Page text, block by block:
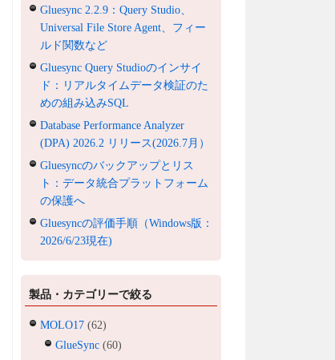
Gluesync 2.2.9：Query Studio、
Universal File Store Agent、フィー
ルド関数など
Gluesync Query Studioのインサイ
ド：リアルタイムデータ検証のた
めの組み込みSQL
Database Performance Analyzer
(DPA) 2026.2 リリース(2026.7月）
Gluesyncのバックアップとリス
ト：データ統合プラットフォーム
の保護へ
Gluesyncの評価手順（Windows版：
2026/6/23現在)
製品・カテゴリーで絞る
MOLO17 (62)
GlueSync (60)